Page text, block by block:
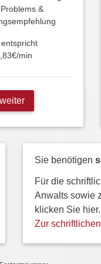
&
min
weiter
Sie benötigen
Für die
Anwalts sowie
klicken Sie hier.
Zur